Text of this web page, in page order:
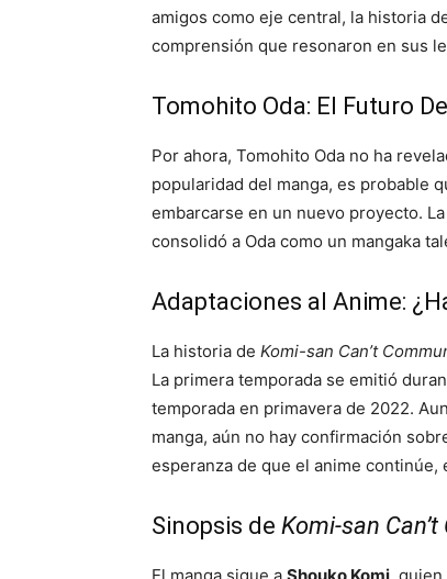
amigos como eje central, la historia
comprensión que resonaron en sus
Tomohito Oda: El Futuro
Por ahora, Tomohito Oda no ha
popularidad del manga, es probable
embarcarse en un nuevo proyecto.
consolidó a Oda como un mangaka
Adaptaciones al Anime:
La historia de Komi-san Can’t
La primera temporada se emitió
temporada en primavera de 2022.
manga, aún no hay confirmación
esperanza de que el anime
Sinopsis de Komi-san